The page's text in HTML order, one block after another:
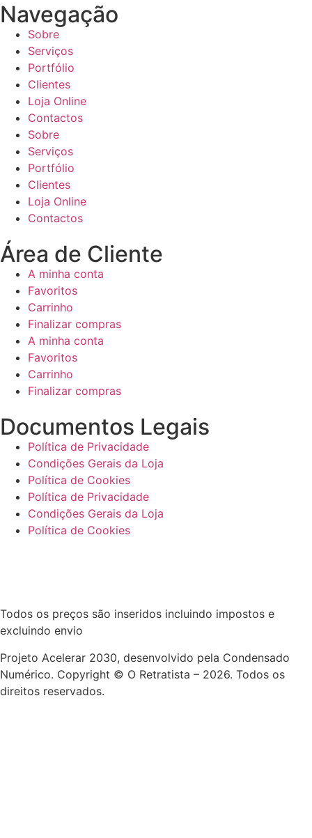
Navegação
Sobre
Serviços
Portfólio
Clientes
Loja Online
Contactos
Sobre
Serviços
Portfólio
Clientes
Loja Online
Contactos
Área de Cliente
A minha conta
Favoritos
Carrinho
Finalizar compras
A minha conta
Favoritos
Carrinho
Finalizar compras
Documentos Legais
Política de Privacidade
Condições Gerais da Loja
Política de Cookies
Política de Privacidade
Condições Gerais da Loja
Política de Cookies
Todos os preços são inseridos incluindo impostos e
excluindo envio
Projeto Acelerar 2030, desenvolvido pela Condensado
Numérico. Copyright © O Retratista – 2026. Todos os
direitos reservados.